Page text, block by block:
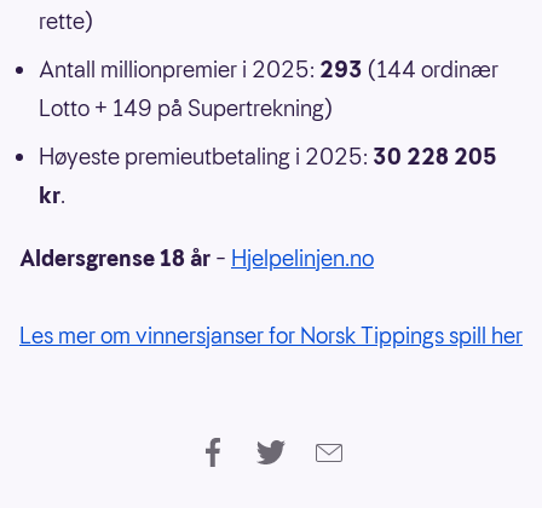
rette)
Antall millionpremier i 2025: 293 (144 ordinær
Lotto + 149 på Supertrekning)
Høyeste premieutbetaling i 2025: 30 228 205
kr.
Aldersgrense 18 år – Hjelpelinjen.no
Les mer om vinnersjanser for Norsk Tippings spill her